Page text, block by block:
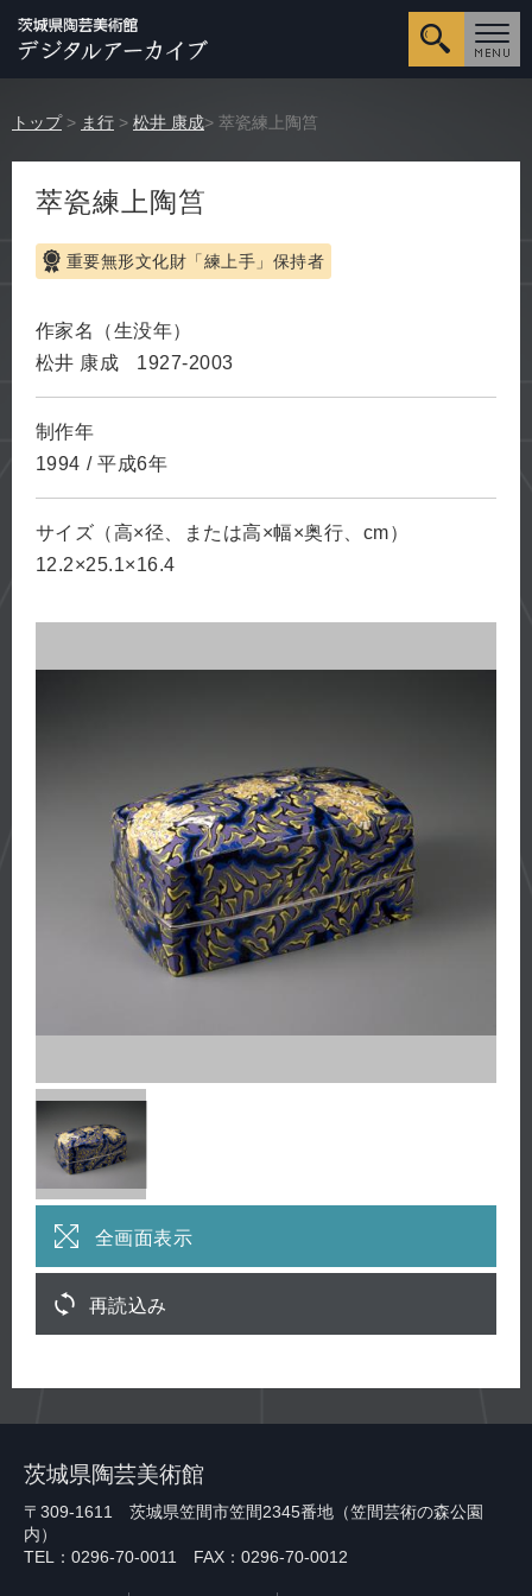
詳細検
トップ > ま行 > 松井 康成> 萃瓷練上陶筥
萃瓷練上陶筥
重要無形文化財「練上手」保持者
作家名（生没年）
松井 康成
1927-2003
制作年
1994 / 平成6年
サイズ（高×径、または高×幅×奥行、cm）
12.2×25.1×16.4
全画面表示
再読込み
茨城県陶芸美術館
〒309-1611 茨城県笠間市笠間2345番地（笠間芸術の森公園
内）
TEL：0296-70-0011 FAX：0296-70-0012